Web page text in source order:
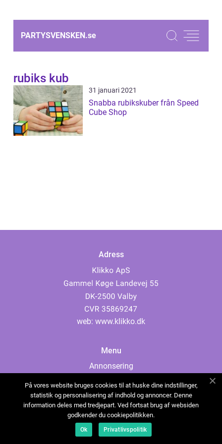
PARTYSVENSKEN.se
rubiks kub
31 januari 2021
Snabba rubikskuber från Speed
Cube Shop
Adress
web: www.klikko.dk
Menu
Annonsering
Cookies
Kontakta oss
Sitemap
På vores website bruges cookies til at huske dine indstillinger,
statistik og personalisering af indhold og annoncer. Denne
information deles med tredjepart. Ved fortsat brug af websiden
godkender du cookiepolitikken.
Ok Privatlivspolitik